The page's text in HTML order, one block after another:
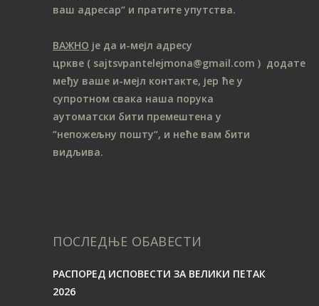
ваш адресар“ и пратите упутства.
ВАЖНО је да и-мејл адресу
цркве ( sajtsvpantelejmona@gmail.com ) додате
међу ваше и-мејл контакте, јер ће у
супротном свака наша порука
аутоматски бити премештена у
“непожељну пошту“, и неће вам бити
видљива.
ПОСЛЕДЊЕ ОБАВЕСТИ
РАСПОРЕД ИСПОВЕСТИ ЗА ВЕЛИКИ ПЕТАК
2026